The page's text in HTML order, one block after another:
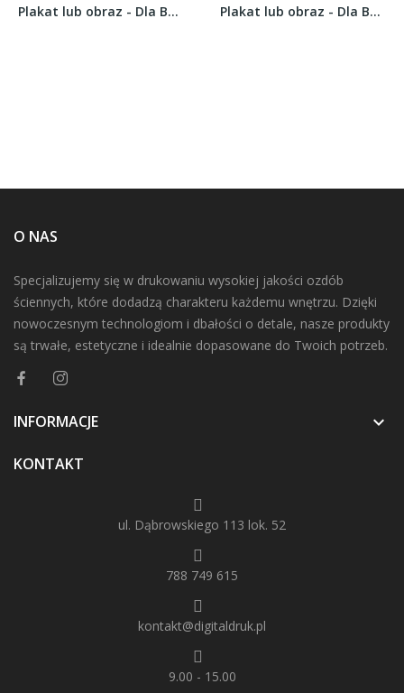
Plakat lub obraz - Dla Babci i Dziadka - Wzór 50 Plakat lub obraz - Dla Babci i Dziadka - Wzór 30
O NAS
Specjalizujemy się w drukowaniu wysokiej jakości ozdób
ściennych, które dodadzą charakteru każdemu wnętrzu. Dzięki
nowoczesnym technologiom i dbałości o detale, nasze produkty
są trwałe, estetyczne i idealnie dopasowane do Twoich potrzeb.
INFORMACJE 
KONTAKT
ul. Dąbrowskiego 113 lok. 52
788 749 615
kontakt@digitaldruk.pl
9.00 - 15.00